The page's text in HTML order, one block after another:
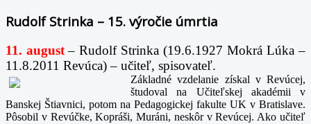
Rudolf Strinka – 15. výročie úmrtia
11. august – Rudolf Strinka (19.6.1927 Mokrá Lúka –
11.8.2011 Revúca) – učiteľ, spisovateľ.
Základné vzdelanie získal v Revúcej,
študoval na Učiteľskej akadémii v
Banskej Štiavnici, potom na Pedagogickej fakulte UK v Bratislave.
Pôsobil v Revúčke, Kopráši, Muráni, neskôr v Revúcej. Ako učiteľ